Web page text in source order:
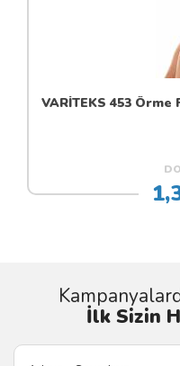
VARİTEKS 453
İlk Sizin